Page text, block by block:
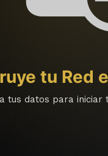
tu Red
tus datos para iniciar